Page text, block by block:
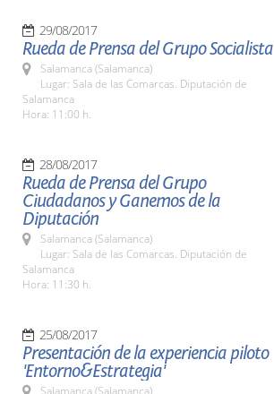
29/08/2017
Rueda de Prensa del Grupo Socialista
Salamanca (Salamanca)
Lugar: Sala de las Comarcas. Diputación de
Salamanca
Hora: 11:00 h.
28/08/2017
Rueda de Prensa del Grupo
Ciudadanos y Ganemos de la
Diputación
Salamanca (Salamanca)
Lugar: Sala de las Comarcas. Diputación de
Salamanca
Hora: 11:30 h.
25/08/2017
Presentación de la experiencia piloto
'Entorno&Estrategia'
Salamanca (Salamanca)